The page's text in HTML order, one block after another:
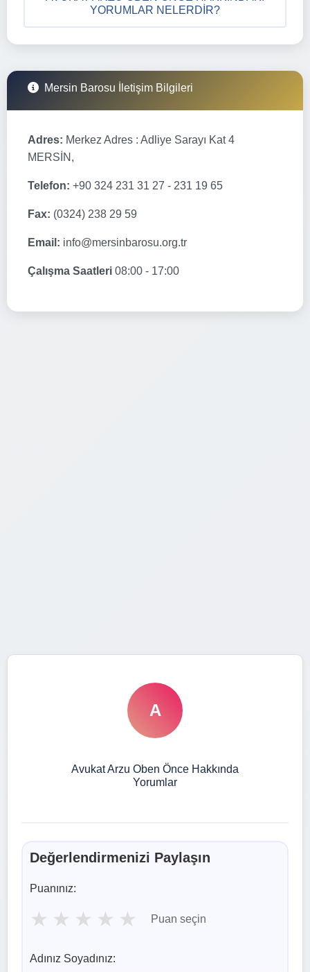
YORUMLAR NELERDIR?
Mersin Barosu İletişim Bilgileri
Adres: Merkez Adres : Adliye Sarayı Kat 4
MERSİN,
Telefon: +90 324 231 31 27 - 231 19 65
Fax: (0324) 238 29 59
Email: info@mersinbarosu.org.tr
Çalışma Saatleri 08:00 - 17:00
A
Avukat Arzu Oben Önce Hakkında
Yorumlar
Değerlendirmenizi Paylaşın
Puanınız:
★ ★ ★ ★ ★ Puan seçin
Adınız Soyadınız: